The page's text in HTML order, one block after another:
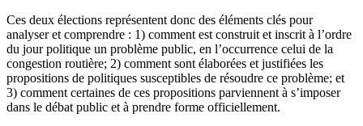
Ces deux élections représentent donc des éléments clés pour
analyser et comprendre : 1) comment est construit et inscrit à l’ordre
du jour politique un problème public, en l’occurrence celui de la
congestion routière; 2) comment sont élaborées et justifiées les
propositions de politiques susceptibles de résoudre ce problème; et
3) comment certaines de ces propositions parviennent à s’imposer
dans le débat public et à prendre forme officiellement.